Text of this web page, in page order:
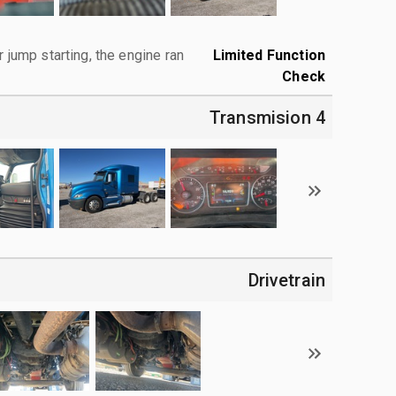
Limited Function
Check
jump starting, the engine ran.
4 Transmision
Drivetrain